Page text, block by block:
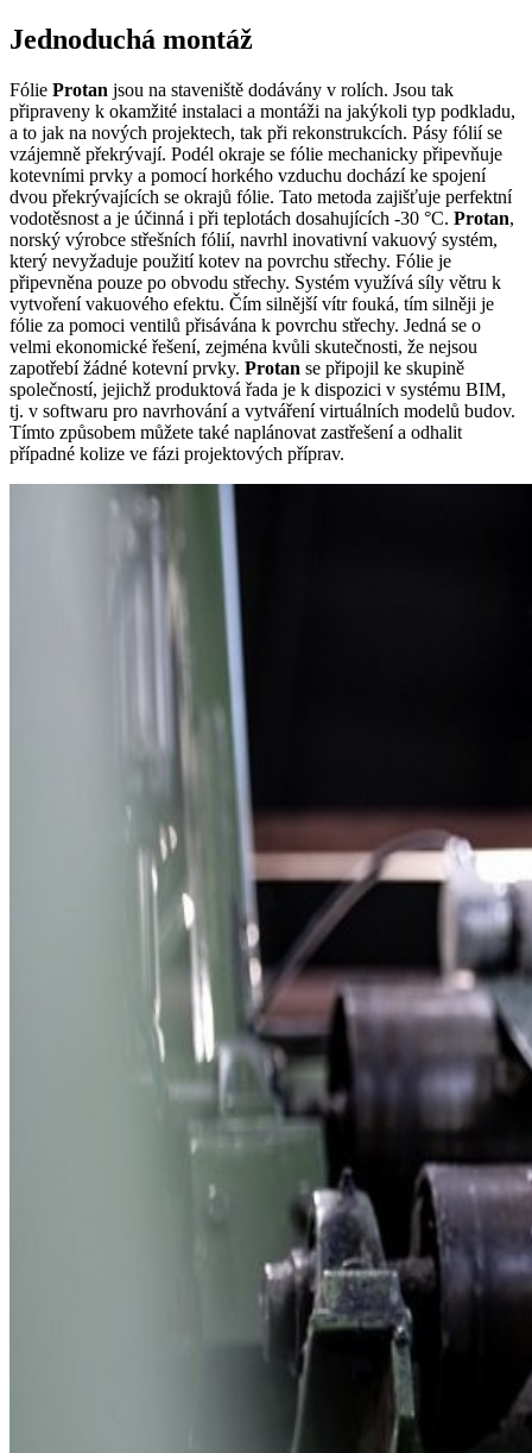
Jednoduchá montáž
Fólie Protan jsou na staveniště dodávány v rolích. Jsou tak
připraveny k okamžité instalaci a montáži na jakýkoli typ podkladu,
a to jak na nových projektech, tak při rekonstrukcích. Pásy fólií se
vzájemně překrývají. Podél okraje se fólie mechanicky připevňuje
kotevními prvky a pomocí horkého vzduchu dochází ke spojení
dvou překrývajících se okrajů fólie. Tato metoda zajišťuje perfektní
vodotěsnost a je účinná i při teplotách dosahujících -30 °C. Protan,
norský výrobce střešních fólií, navrhl inovativní vakuový systém,
který nevyžaduje použití kotev na povrchu střechy. Fólie je
připevněna pouze po obvodu střechy. Systém využívá síly větru k
vytvoření vakuového efektu. Čím silnější vítr fouká, tím silněji je
fólie za pomoci ventilů přisávána k povrchu střechy. Jedná se o
velmi ekonomické řešení, zejména kvůli skutečnosti, že nejsou
zapotřebí žádné kotevní prvky. Protan se připojil ke skupině
společností, jejichž produktová řada je k dispozici v systému BIM,
tj. v softwaru pro navrhování a vytváření virtuálních modelů budov.
Tímto způsobem můžete také naplánovat zastřešení a odhalit
případné kolize ve fázi projektových příprav.